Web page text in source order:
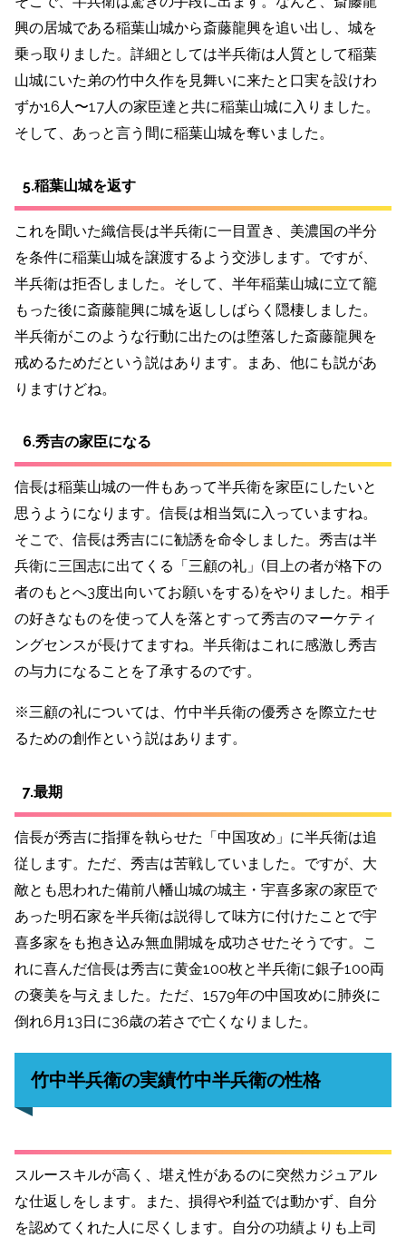
興の居城である稲葉山城から斎藤龍興を追い出し、城を
乗っ取りました。詳細としては半兵衛は人質として稲葉
山城にいた弟の竹中久作を見舞いに来たと口実を設けわ
ずか16人〜17人の家臣達と共に稲葉山城に入りました。
そして、あっと言う間に稲葉山城を奪いました。
5.稲葉山城を返す
これを聞いた織信長は半兵衛に一目置き、美濃国の半分
を条件に稲葉山城を譲渡するよう交渉します。ですが、
半兵衛は拒否しました。そして、半年稲葉山城に立て籠
もった後に斎藤龍興に城を返ししばらく隠棲しました。
半兵衛がこのような行動に出たのは堕落した斎藤龍興を
戒めるためだという説はあります。まあ、他にも説があ
りますけどね。
6.秀吉の家臣になる
信長は稲葉山城の一件もあって半兵衛を家臣にしたいと
思うようになります。信長は相当気に入っていますね。
そこで、信長は秀吉にに勧誘を命令しました。秀吉は半
兵衛に三国志に出てくる「三顧の礼」(目上の者が格下の
者のもとへ3度出向いてお願いをする)をやりました。相手
の好きなものを使って人を落とすって秀吉のマーケティ
ングセンスが長けてますね。半兵衛はこれに感激し秀吉
の与力になることを了承するのです。
※三顧の礼については、竹中半兵衛の優秀さを際立たせ
るための創作という説はあります。
7.最期
信長が秀吉に指揮を執らせた「中国攻め」に半兵衛は追
従します。ただ、秀吉は苦戦していました。 ですが、大
敵とも思われた備前八幡山城の城主・宇喜多家の家臣で
あった明石家を半兵衛は説得して味方に付けたことで宇
喜多家をも抱き込み無血開城を成功させたそうです。 こ
れに喜んだ信長は秀吉に黄金100枚と半兵衛に銀子100両
の褒美を与えました。 ただ、1579年の中国攻めに肺炎に
倒れ6月13日に36歳の若さで亡くなりました。
竹中半兵衛の実績竹中半兵衛の性格
スルースキルが高く、堪え性があるのに突然カジュアル
な仕返しをします。
また、損得や利益では動かず、自分
を認めてくれた人に尽くします。自分の功績よりも上司